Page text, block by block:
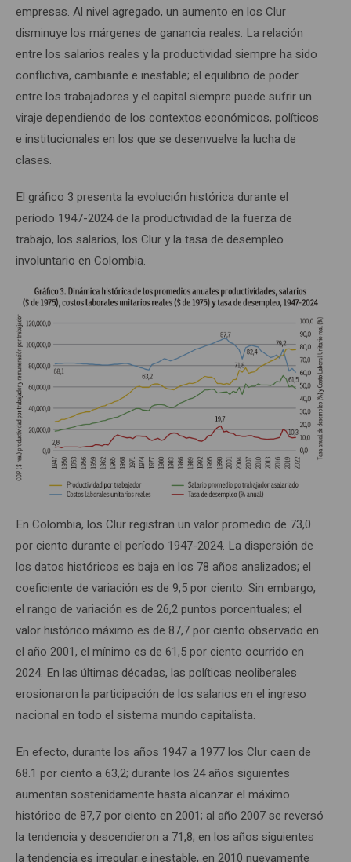
empresas. Al nivel agregado, un aumento en los Clur
disminuye los márgenes de ganancia reales. La relación
entre los salarios reales y la productividad siempre ha sido
conflictiva, cambiante e inestable; el equilibrio de poder
entre los trabajadores y el capital siempre puede sufrir un
viraje dependiendo de los contextos económicos, políticos
e institucionales en los que se desenvuelve la lucha de
clases.
El gráfico 3 presenta la evolución histórica durante el
período 1947-2024 de la productividad de la fuerza de
trabajo, los salarios, los Clur y la tasa de desempleo
involuntario en Colombia.
En Colombia, los Clur registran un valor promedio de 73,0
por ciento durante el período 1947-2024. La dispersión de
los datos históricos es baja en los 78 años analizados; el
coeficiente de variación es de 9,5 por ciento. Sin embargo,
el rango de variación es de 26,2 puntos porcentuales; el
valor histórico máximo es de 87,7 por ciento observado en
el año 2001, el mínimo es de 61,5 por ciento ocurrido en
2024. En las últimas décadas, las políticas neoliberales
erosionaron la participación de los salarios en el ingreso
nacional en todo el sistema mundo capitalista.
En efecto, durante los años 1947 a 1977 los Clur caen de
68.1 por ciento a 63,2; durante los 24 años siguientes
aumentan sostenidamente hasta alcanzar el máximo
histórico de 87,7 por ciento en 2001; al año 2007 se reversó
la tendencia y descendieron a 71,8; en los años siguientes
la tendencia es irregular e inestable, en 2010 nuevamente